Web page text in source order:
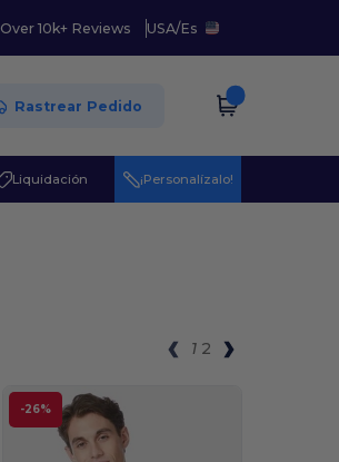
Over 10k+ Reviews USA/Es
Rastrear Pedido
Liquidación ¡Personalízalo!
1 2
-26%